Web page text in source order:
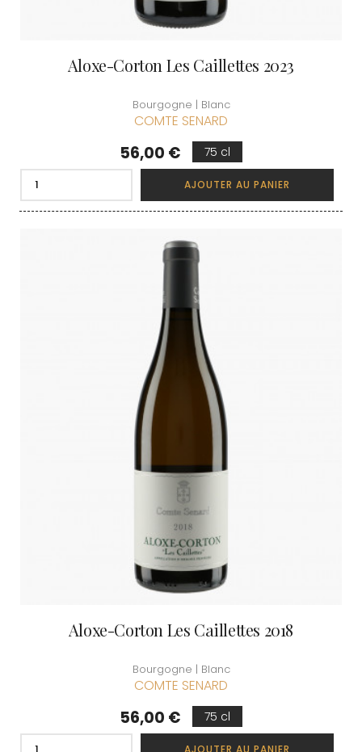
Aloxe-Corton Les Caillettes 2023
Bourgogne | Blanc
COMTE SENARD
Prix
56,00 € 75 cl
AJOUTER AU PANIER
Aloxe-Corton Les Caillettes 2018
Bourgogne | Blanc
COMTE SENARD
Prix
56,00 € 75 cl